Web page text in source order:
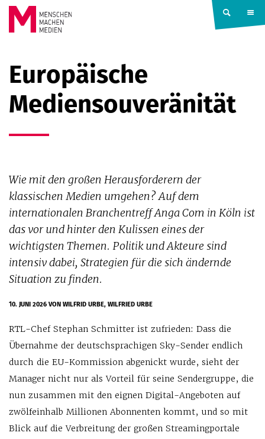
Springe zum Inhalt
MACHEN
MEDIEN
Europäische
Mediensouveränität
Wie mit den großen Herausforderern der
klassischen Medien umgehen? Auf dem
internationalen Branchentreff Anga Com in Köln ist
das vor und hinter den Kulissen eines der
wichtigsten Themen. Politik und Akteure sind
intensiv dabei, Strategien für die sich ändernde
Situation zu finden.
10. JUNI 2026VON WILFRID URBE, WILFRIED URBE
RTL-Chef Stephan Schmitter ist zufrieden: Dass die
Übernahme der deutschsprachigen Sky-Sender endlich
durch die EU-Kommission abgenickt wurde, sieht der
Manager nicht nur als Vorteil für seine Sendergruppe, die
nun zusammen mit den eignen Digital-Angeboten auf
zwölfeinhalb Millionen Abonnenten kommt, und so mit
Blick auf die Verbreitung der großen Streamingportale